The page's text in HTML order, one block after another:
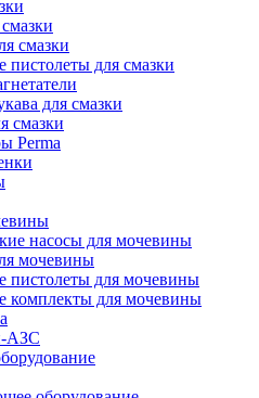
смазки
пистолеты для смазки
для смазки
смазки
Perma
насосы для мочевины
мочевины
пистолеты для мочевины
комплекты для мочевины
АЗС